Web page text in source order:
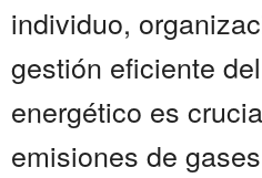
individuo,
gestión eficiente
energético es
emisiones de